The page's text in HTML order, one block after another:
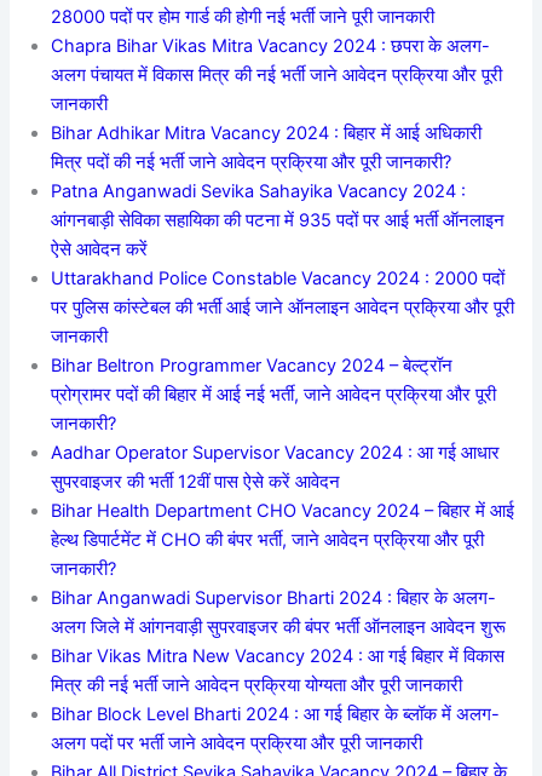
28000 पदों पर होम गार्ड की होगी नई भर्ती जाने पूरी जानकारी
Chapra Bihar Vikas Mitra Vacancy 2024 : छपरा के अलग-
अलग पंचायत में विकास मित्र की नई भर्ती जाने आवेदन प्रक्रिया और पूरी
जानकारी
Bihar Adhikar Mitra Vacancy 2024 : बिहार में आई अधिकारी
मित्र पदों की नई भर्ती जाने आवेदन प्रक्रिया और पूरी जानकारी?
Patna Anganwadi Sevika Sahayika Vacancy 2024 :
आंगनबाड़ी सेविका सहायिका की पटना में 935 पदों पर आई भर्ती ऑनलाइन
ऐसे आवेदन करें
Uttarakhand Police Constable Vacancy 2024 : 2000 पदों
पर पुलिस कांस्टेबल की भर्ती आई जाने ऑनलाइन आवेदन प्रक्रिया और पूरी
जानकारी
Bihar Beltron Programmer Vacancy 2024 – बेल्ट्रॉन
प्रोग्रामर पदों की बिहार में आई नई भर्ती, जाने आवेदन प्रक्रिया और पूरी
जानकारी?
Aadhar Operator Supervisor Vacancy 2024 : आ गई आधार
सुपरवाइजर की भर्ती 12वीं पास ऐसे करें आवेदन
Bihar Health Department CHO Vacancy 2024 – बिहार में आई
हेल्थ डिपार्टमेंट में CHO की बंपर भर्ती, जाने आवेदन प्रक्रिया और पूरी
जानकारी?
Bihar Anganwadi Supervisor Bharti 2024 : बिहार के अलग-
अलग जिले में आंगनवाड़ी सुपरवाइजर की बंपर भर्ती ऑनलाइन आवेदन शुरू
Bihar Vikas Mitra New Vacancy 2024 : आ गई बिहार में विकास
मित्र की नई भर्ती जाने आवेदन प्रक्रिया योग्यता और पूरी जानकारी
Bihar Block Level Bharti 2024 : आ गई बिहार के ब्लॉक में अलग-
अलग पदों पर भर्ती जाने आवेदन प्रक्रिया और पूरी जानकारी